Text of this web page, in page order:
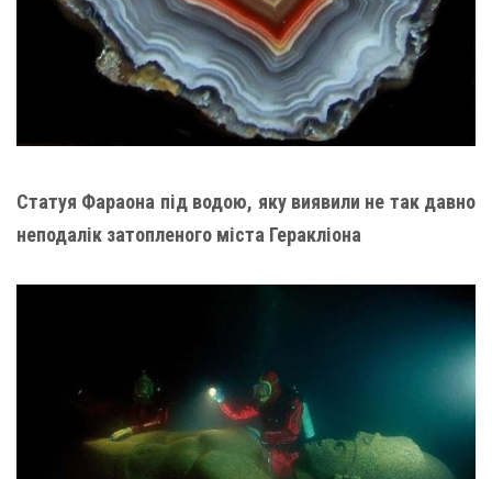
Статуя Фараона під водою, яку виявили не так давно
неподалік затопленого міста Геракліона